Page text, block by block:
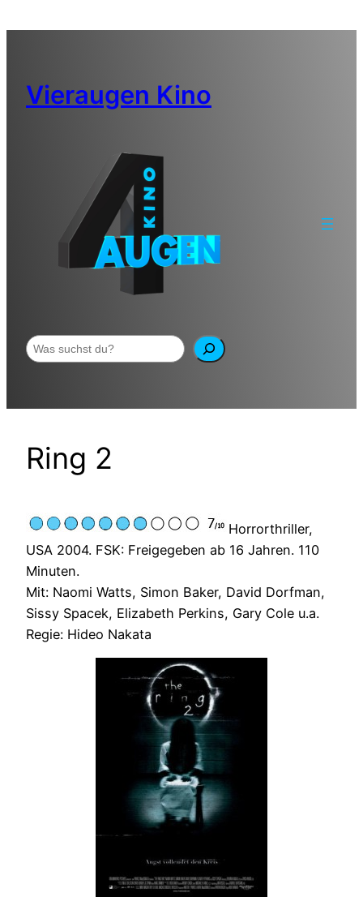
Vieraugen Kino
Suchen
Ring 2
Horrorthriller,
USA 2004. FSK: Freigegeben ab 16 Jahren. 110
Minuten.
Mit: Naomi Watts, Simon Baker, David Dorfman,
Sissy Spacek, Elizabeth Perkins, Gary Cole u.a.
Regie: Hideo Nakata